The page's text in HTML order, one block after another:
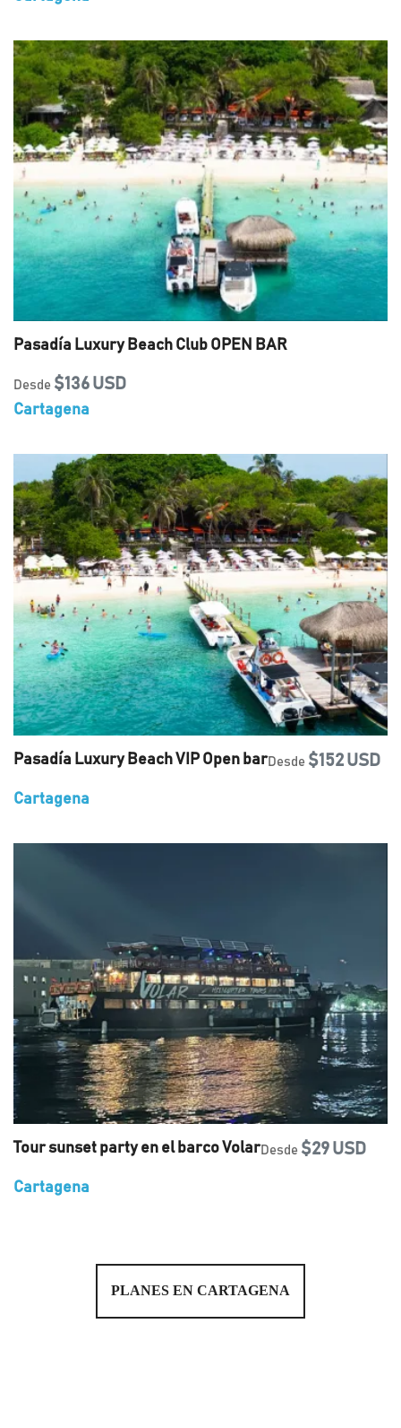
Pasadía Luxury Beach Club OPEN BAR
Desde $136 USD
Cartagena
Pasadía Luxury Beach VIP Open barDesde $152 USD
Cartagena
Tour sunset party en el barco VolarDesde $29 USD
Cartagena
PLANES EN CARTAGENA